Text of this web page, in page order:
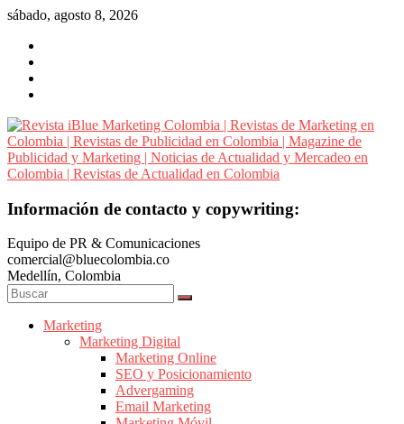
Saltar
contenido
sábado, agosto 8, 2026
Revista
Marketing
Colombia
|
Revistas
Marketing
Información de contacto y copywriting:
Equipo de PR & Comunicaciones
comercial@bluecolombia.co
Medellín, Colombia
Marketing
Marketing Digital
Marketing Online
SEO y Posicionamiento
Advergaming
Email Marketing